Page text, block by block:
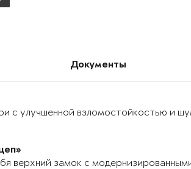
Документы
с улучшенной взломостойкостью и
верхний замок с